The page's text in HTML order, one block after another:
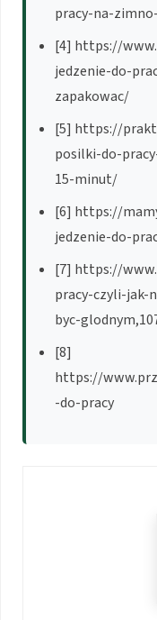
pracy-na-
[4] https://
jedzenie-do-
zapakowac/
[5] https://
posilki-do-
15-minut/
[6] https://
jedzenie-do-
[7] https://
pracy-czyli-
byc-
[8]
https://
-do-pracy